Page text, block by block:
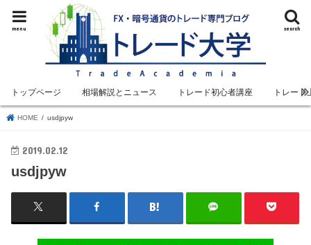
search
menu
トップページ 相場解説とニュース トレード初心者講座 トレード
HOME usdjpyw
2019.02.12
usdjpyw